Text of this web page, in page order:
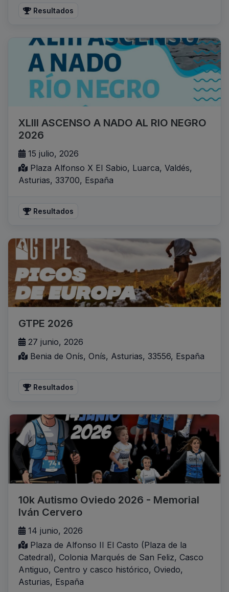
Resultados
XLIII ASCENSO A NADO AL RIO NEGRO
2026
15 julio, 2026
Plaza Alfonso X El Sabio, Luarca, Valdés,
Asturias, 33700, España
Resultados
GTPE 2026
27 junio, 2026
Benia de Onís, Onís, Asturias, 33556, España
Resultados
10k Autismo Oviedo 2026 - Memorial
Iván Cervero
14 junio, 2026
Plaza de Alfonso II El Casto (Plaza de la
Catedral), Colonia Marqués de San Feliz, Casco
Antiguo, Centro y casco histórico, Oviedo,
Asturias, España